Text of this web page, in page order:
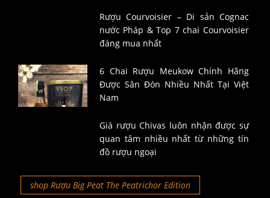
Rượu Courvoisier – Di sản Cognac
nước Pháp & Top 7 chai Courvoisier
đáng mua nhất
6 Chai Rượu Meukow Chính Hãng
Được Săn Đón Nhiều Nhất Tại Việt
Nam
Giá rượu Chivas luôn nhận được sự
quan tâm nhiều nhất từ những tín
đồ rượu ngoại
shop Rượu Big Peat The Peatrichor Edition